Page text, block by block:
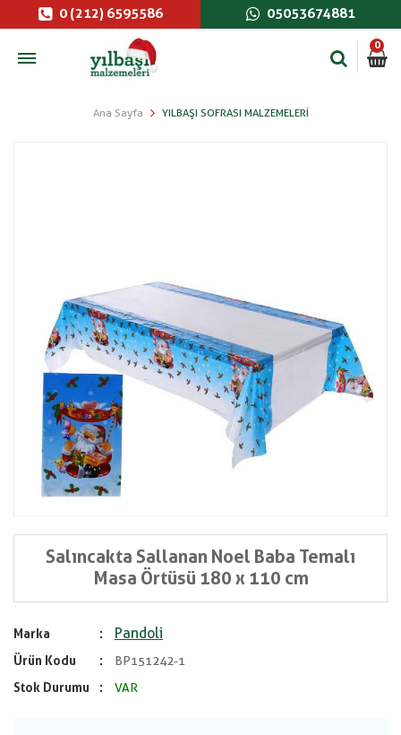
0 (212) 6595586 05053674881
0
Ana Sayfa YILBAŞI SOFRASI MALZEMELERI
Salıncakta Sallanan Noel Baba Temalı
Masa Örtüsü 180 x 110 cm
Marka Pandoli
Ürün Kodu
BP151242-1
Stok Durumu
VAR